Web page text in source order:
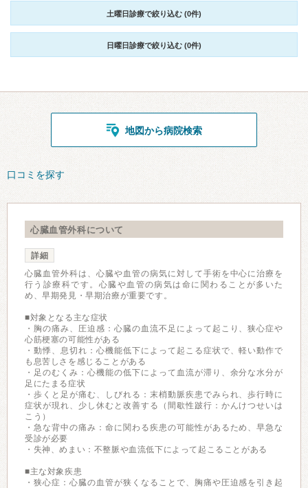
土曜日診療で絞り込む (0件)
日曜日診療で絞り込む (0件)
地図から病院検索
口コミを探す
心臓血管外科について
詳細
心臓血管外科は、心臓や血管の病気に対して手術を中心に治療を
行う診療科です。心臓や血管の病気は命に関わることが多いた
め、早期発見・早期治療が重要です。
■対象となる主な症状
・胸の痛み、圧迫感：心臓の血流不足によって起こり、狭心症や
心筋梗塞の可能性がある
・動悸、息切れ：心機能低下によって起こる症状で、軽い動作で
も息苦しさを感じることがある
・足のむくみ：心機能の低下によって血流が滞り、余分な水分が
足にたまる症状
・歩くと足が痛む、しびれる：末梢動脈疾患でみられ、歩行時に
症状が現れ、少し休むと改善する（間歇性跛行：かんけつせいは
こう）
・急な背中の痛み：命に関わる疾患の可能性があるため、早急な
受診が必要
・失神、めまい：不整脈や血流低下によって起こることがある
■主な対象疾患
・狭心症：心臓の血管が狭くなることで、胸痛や圧迫感を引き起